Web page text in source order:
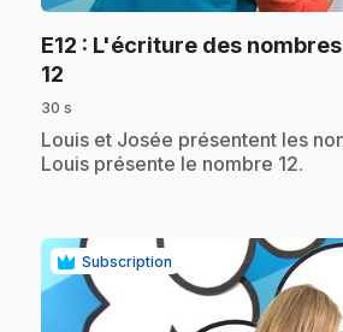
E12 : L'écriture des
12
30 s
.Louis et Josée présentent les
Louis présente le nombre 12.
Subscription